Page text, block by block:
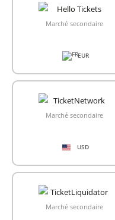
Marché secondaire
EUR
Marché secondaire
USD
Marché secondaire